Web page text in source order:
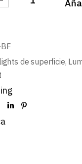
LED
de superficie,